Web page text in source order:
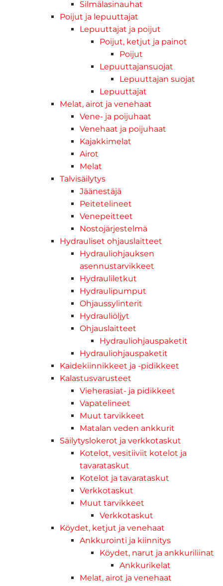
Silmälasinauhat
Poijut ja lepuuttajat
Lepuuttajat ja poijut
Poijut, ketjut ja painot
Poijut
Lepuuttajansuojat
Lepuuttajan suojat
Lepuuttajat
Melat, airot ja venehaat
Vene- ja poijuhaat
Venehaat ja poijuhaat
Kajakkimelat
Airot
Melat
Talvisäilytys
Jäänestäjä
Peitetelineet
Venepeitteet
Nostojärjestelmä
Hydrauliset ohjauslaitteet
Hydrauliohjauksen
asennustarvikkeet
Hydrauliletkut
Hydraulipumput
Ohjaussylinterit
Hydrauliöljyt
Ohjauslaitteet
Hydrauliohjauspaketit
Hydrauliohjauspaketit
Kaidekiinnikkeet ja -pidikkeet
Kalastusvarusteet
Vieherasiat- ja pidikkeet
Vapatelineet
Muut tarvikkeet
Matalan veden ankkurit
Säilytyslokerot ja verkkotaskut
Kotelot, vesitiiviit kotelot ja
tavarataskut
Kotelot ja tavarataskut
Verkkotaskut
Muut tarvikkeet
Verkkotaskut
Köydet, ketjut ja venehaat
Ankkurointi ja kiinnitys
Köydet, narut ja ankkuriliinat
Ankkurikelat
Melat, airot ja venehaat